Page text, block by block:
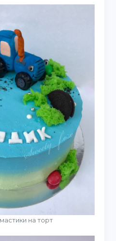
на торт